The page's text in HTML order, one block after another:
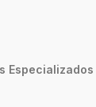
Especializados